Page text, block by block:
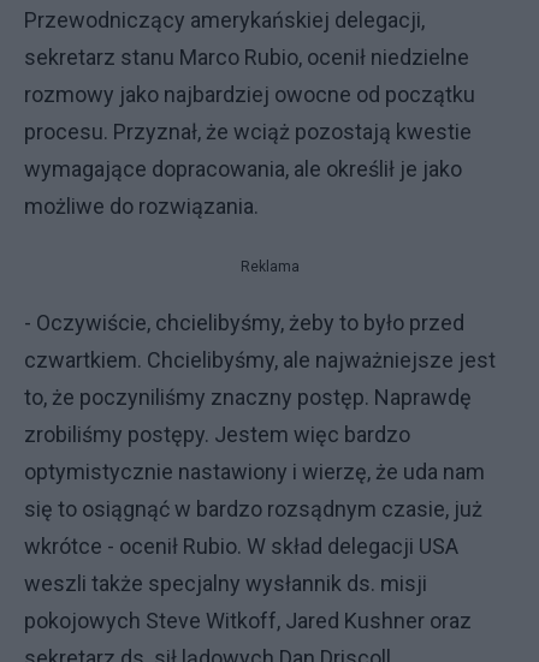
Przewodniczący amerykańskiej delegacji,
sekretarz stanu Marco Rubio, ocenił niedzielne
rozmowy jako najbardziej owocne od początku
procesu. Przyznał, że wciąż pozostają kwestie
wymagające dopracowania, ale określił je jako
możliwe do rozwiązania.
Reklama
- Oczywiście, chcielibyśmy, żeby to było przed
czwartkiem. Chcielibyśmy, ale najważniejsze jest
to, że poczyniliśmy znaczny postęp. Naprawdę
zrobiliśmy postępy. Jestem więc bardzo
optymistycznie nastawiony i wierzę, że uda nam
się to osiągnąć w bardzo rozsądnym czasie, już
wkrótce - ocenił Rubio. W skład delegacji USA
weszli także specjalny wysłannik ds. misji
pokojowych Steve Witkoff, Jared Kushner oraz